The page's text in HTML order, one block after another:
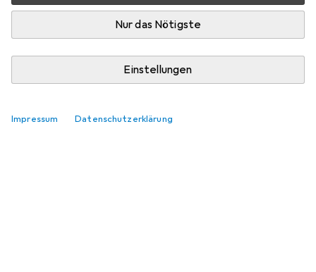
Nur das Nötigste
Einstellungen
Impressum Datenschutzerklärung